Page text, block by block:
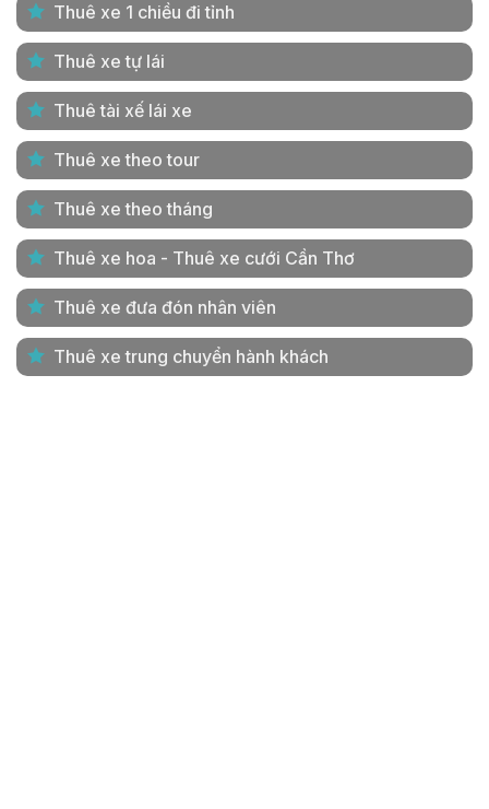
Thuê xe 1 chiều đi tỉnh
Thuê xe tự lái
Thuê tài xế lái xe
Thuê xe theo tour
Thuê xe theo tháng
Thuê xe hoa - Thuê xe cưới Cần Thơ
Thuê xe đưa đón nhân viên
Thuê xe trung chuyển hành khách